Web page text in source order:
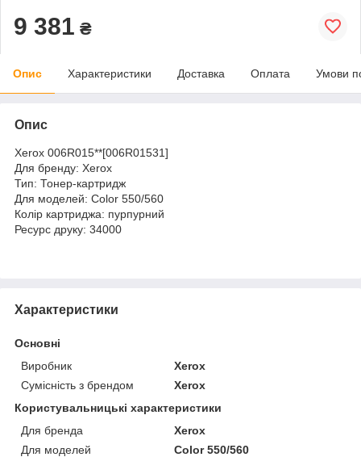
9 381 ₴
Опис Характеристики Доставка Оплата Умови
Опис
Xerox 006R015**[006R01531]
Для бренду: Xerox
Тип: Тонер-картридж
Для моделей: Color 550/560
Колір картриджа: пурпурний
Ресурс друку: 34000
Характеристики
Основні
Виробник
Xerox
Сумісність з брендом
Xerox
Користувальницькі характеристики
Для бренда
Xerox
Для моделей
Color 550/560